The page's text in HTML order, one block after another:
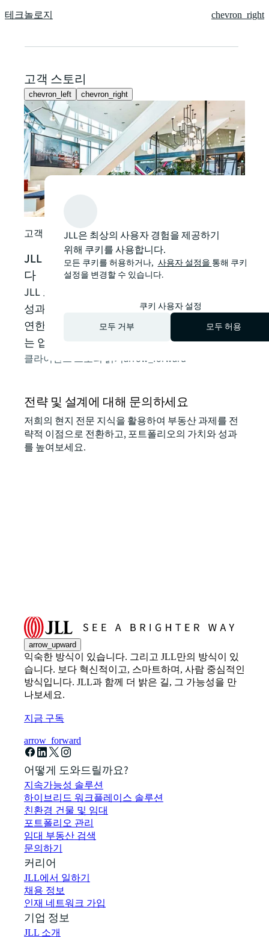
테크놀로지 chevron_right
고객 스토리
chevron_left chevron_right
고객 스토리
JLL 코리아 본사, 미래의 오피스를 상상하
다
JLL 코리아의 새로운 사무실은 직원들의 생산
성과 웰빙을 장려하는 디자인으로, 직원들의 유
연한 업무 스타일과 온전한 참여와 협업을 이끄
는 업무 공간으로 변모하였습니다.
클라이언트 스토리 읽기arrow_forward
클라
전략 및 설계에 대해 문의하세요
저희의 현지 전문 지식을 활용하여 부동산 과제를 전
략적 이점으로 전환하고, 포트폴리오의 가치와 성과
를 높여보세요.
arrow_upward
익숙한 방식이 있습니다. 그리고 JLL만의 방식이 있
습니다. 보다 혁신적이고, 스마트하며, 사람 중심적인
방식입니다. JLL과 함께 더 밝은 길, 그 가능성을 만
나보세요.
지금 구독
arrow_forward
어떻게 도와드릴까요?
지속가능성 솔루션
하이브리드 워크플레이스 솔루션
친환경 건물 및 임대
포트폴리오 관리
임대 부동산 검색
문의하기
커리어
JLL에서 일하기
채용 정보
인재 네트워크 가입
기업 정보
JLL 소개
JLL은 최상의 사용자 경험을 제공하기
위해 쿠키를 사용합니다.
모든 쿠키를 허용하거나, 사용자 설정을 통해 쿠키
설정을 변경할 수 있습니다.
쿠키 사용자 설정
모두 거부
모두 허용